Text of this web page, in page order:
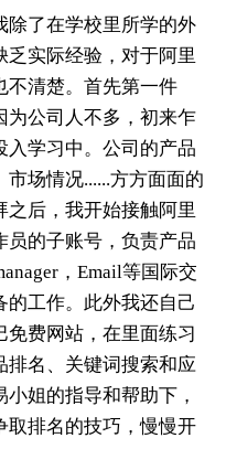
了在学校里所学的外
乏实际经验，对于阿里
不清楚。首先第一件
为公司人不多，初来乍
入学习中。公司的产品
场情况......方方面面的
后，我开始接触阿里
员的子账号，负责产品
，Email等国际交
工作。此外我还自己
费网站，在里面练习
排名、关键词搜索和应
姐的指导和帮助下，
取排名的技巧，慢慢开